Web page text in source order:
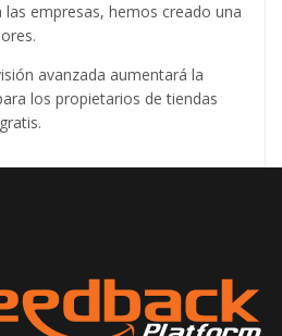
empresas, hemos creado una
avanzada aumentará la
los propietarios de tiendas